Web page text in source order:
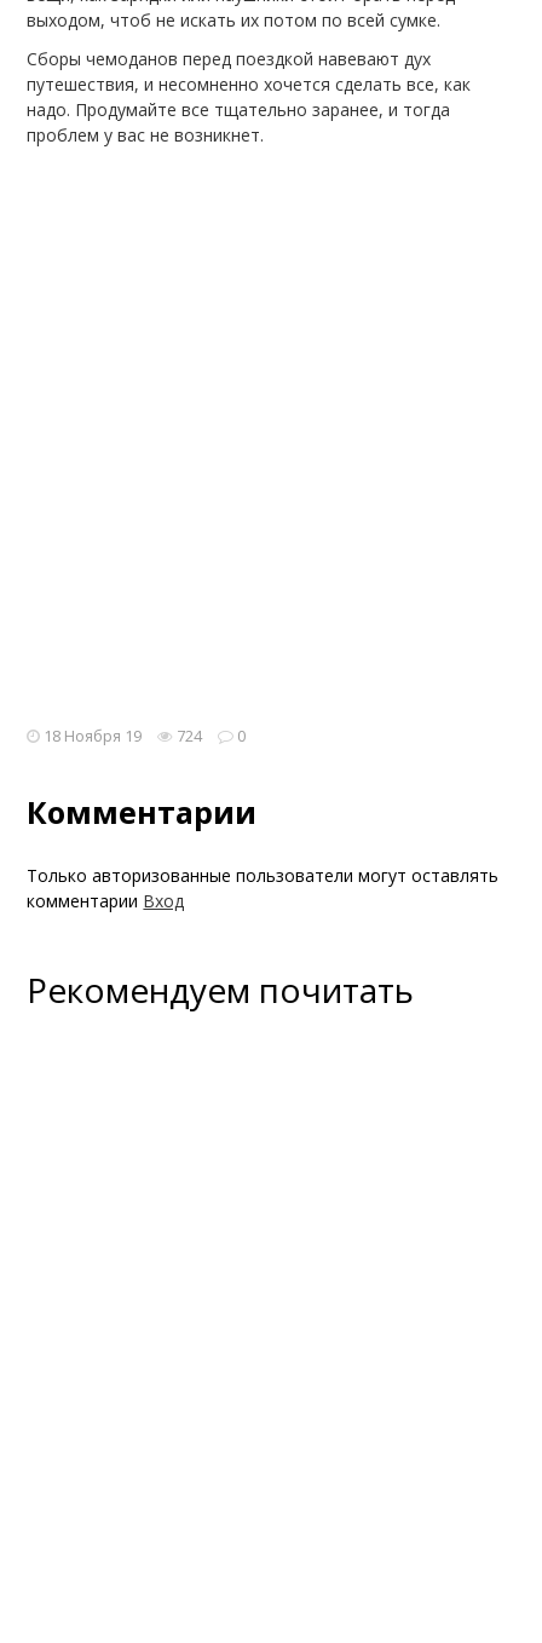
выходом, чтоб не искать их потом по всей сумке.
Сборы чемоданов перед поездкой навевают дух
путешествия, и несомненно хочется сделать все, как
надо. Продумайте все тщательно заранее, и тогда
проблем у вас не возникнет.
18 Ноября 19 724 0
Комментарии
Только авторизованные пользователи могут оставлять
комментарии Вход
Рекомендуем почитать